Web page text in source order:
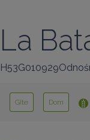
La
Gîte Dom